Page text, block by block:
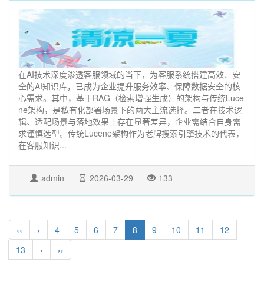
在AI技术深度渗透客服领域的当下，为客服系统搭建高效、安
全的AI知识库，已成为企业提升服务效率、保障数据安全的核
心需求。其中，基于RAG（检索增强生成）的架构与传统Luce
ne架构，是私有化部署场景下的两大主流选择。二者在技术逻
辑、适配场景与落地效果上存在显著差异，企业需结合自身需
求谨慎选型。传统Lucene架构作为老牌搜索引擎技术的代表，
在客服知识...
admin 2026-03-29 133
‹‹ ‹ 4 5 6 7 8 9 10 11
12
13
› ››